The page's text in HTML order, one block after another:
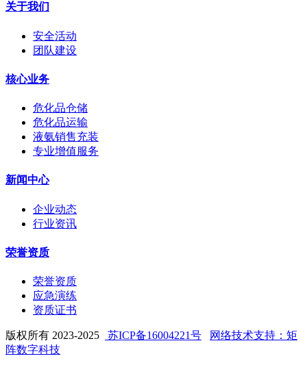
关于我们
安全活动
团队建设
核心业务
危化品仓储
危化品运输
液氨销售充装
专业增值服务
新闻中心
企业动态
行业资讯
荣誉资质
荣誉资质
应急演练
资质证书
版权所有 2023-2025 苏ICP备16004221号
网络技术支持：矩
阵数字科技